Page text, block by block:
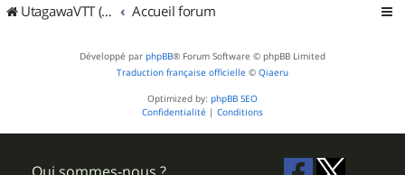
UtagawaVTT (Randos VTT et VTTAE avec traces GPS) Accueil forum
Développé par phpBB® Forum Software © phpBB Limited
Traduction française officielle © Qiaeru
Optimized by: phpBB SEO
Confidentialité | Conditions